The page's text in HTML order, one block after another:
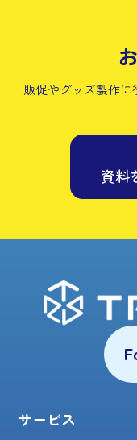
販促やグッズ製作
資料
サービス